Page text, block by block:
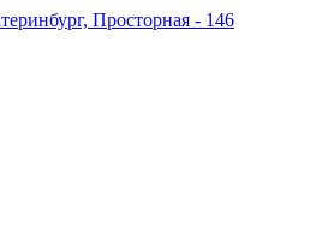
Просторная - 146